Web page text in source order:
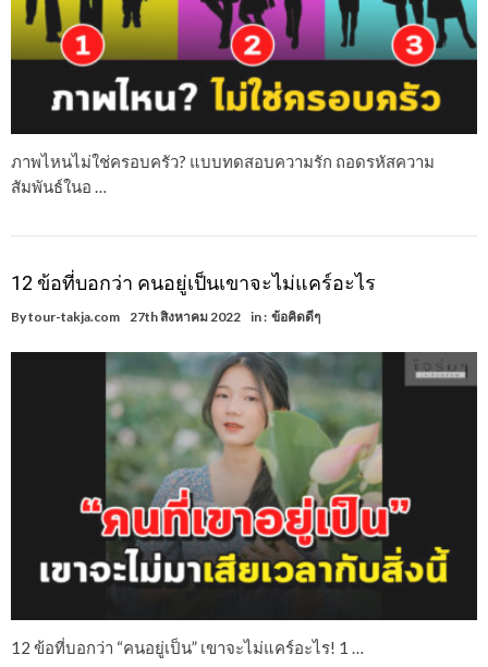
ภาพไหนไม่ใช่ครอบครัว? แบบทดสอบความรัก ถอดรหัสความ
สัมพันธ์ในอ …
12 ข้อที่บอกว่า คนอยู่เป็นเขาจะไม่แคร์อะไร
Bytour-takja.com 27th สิงหาคม 2022 in : ข้อคิดดีๆ
12 ข้อที่บอกว่า “คนอยู่เป็น” เขาจะไม่แคร์อะไร! 1 …